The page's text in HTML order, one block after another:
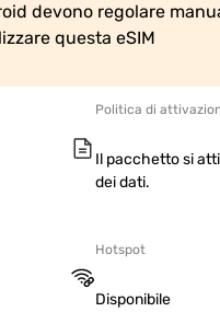
devono regolare
questa eSIM
Politica di
Il pacchetto si
dei dati.
Hotspot
Disponibile